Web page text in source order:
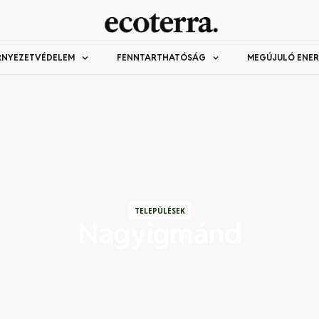
FENNTARTHATÓSÁG MEGÚJULÓ
TELEPÜLÉSEK